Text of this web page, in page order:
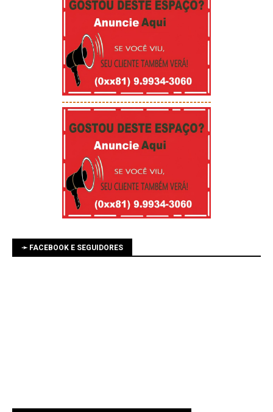
-----------------------------------------
➛ FACEBOOK E SEGUIDORES